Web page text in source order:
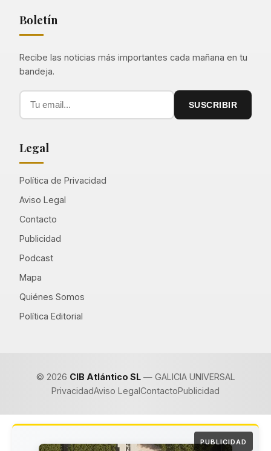
Boletín
Recibe las noticias más importantes cada mañana en tu
bandeja.
SUSCRIBIR
Legal
Política de Privacidad
Aviso Legal
Contacto
Publicidad
Podcast
Mapa
Quiénes Somos
Política Editorial
© 2026 CIB Atlántico SL— GALICIA UNIVERSAL
PrivacidadAviso LegalContactoPublicidad
PUBLICIDAD